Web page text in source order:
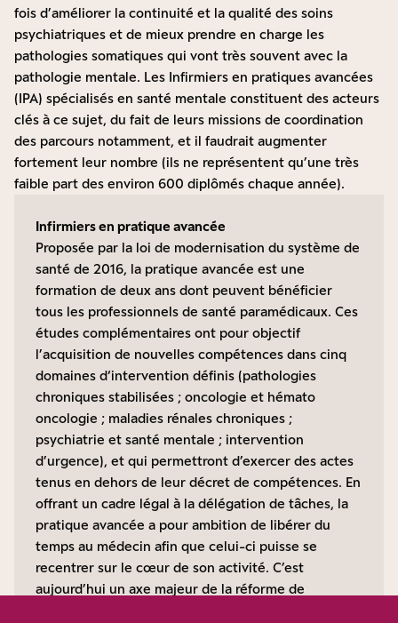
fois d’améliorer la continuité et la qualité des soins
psychiatriques et de mieux prendre en charge les
pathologies somatiques qui vont très souvent avec la
pathologie mentale. Les Infirmiers en pratiques avancées
(IPA) spécialisés en santé mentale constituent des acteurs
clés à ce sujet, du fait de leurs missions de coordination
des parcours notamment, et il faudrait augmenter
fortement leur nombre (ils ne représentent qu’une très
faible part des environ 600 diplômés chaque année).
Infirmiers en pratique avancée
Proposée par la loi de modernisation du système de
santé de 2016, la pratique avancée est une
formation de deux ans dont peuvent bénéficier
tous les professionnels de santé paramédicaux. Ces
études complémentaires ont pour objectif
l’acquisition de nouvelles compétences dans cinq
domaines d‘intervention définis (pathologies
chroniques stabilisées ; oncologie et hémato
oncologie ; maladies rénales chroniques ;
psychiatrie et santé mentale ; intervention
d’urgence), et qui permettront d’exercer des actes
tenus en dehors de leur décret de compétences. En
offrant un cadre légal à la délégation de tâches, la
pratique avancée a pour ambition de libérer du
temps au médecin afin que celui-ci puisse se
recentrer sur le cœur de son activité. C’est
aujourd’hui un axe majeur de la réforme de